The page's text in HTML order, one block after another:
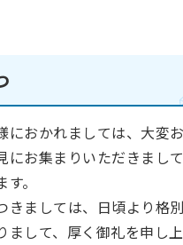
におかれましては、大変
にお集まりいただきまし
。
きましては、日頃より格
して、厚く御礼を申し上